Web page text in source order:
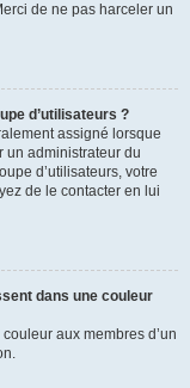
de ne pas harceler un
d’utilisateurs ?
assigné lorsque
un administrateur du
d’utilisateurs, votre
de le contacter en lui
dans une couleur
aux membres d’un